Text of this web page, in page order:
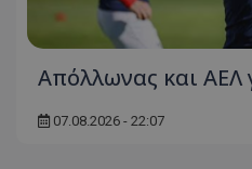
Απόλλωνας και ΑΕΛ
07.08.2026 - 22:07